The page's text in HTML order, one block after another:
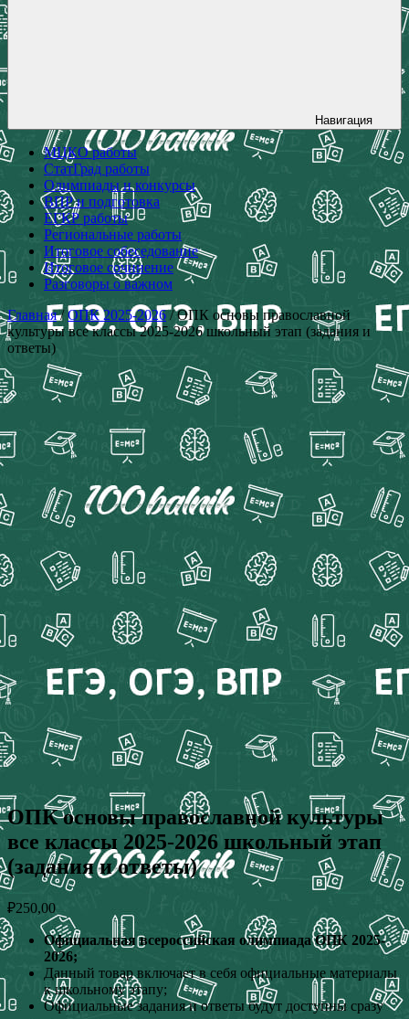
Навигация
МЦКО работы
СтатГрад работы
Олимпиады и конкурсы
ВПР и подготовка
ЕГКР работы
Региональные работы
Итоговое собеседование
Итоговое сочинение
Разговоры о важном
Главная/ОПК 2025-2026/ ОПК основы православной
культуры все классы 2025-2026 школьный этап (задания и
ответы)
ОПК основы православной культуры
все классы 2025-2026 школьный этап
(задания и ответы)
₽250,00
Официальная всероссийская олимпиада ОПК 2025-
2026;
Данный товар включает в себя официальные материалы
к школьному этапу;
Официальные задания и ответы будут доступны сразу